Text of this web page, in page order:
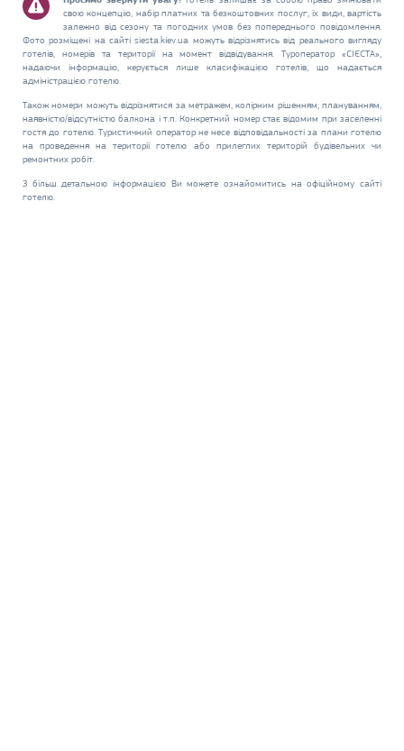
свою концепцію, набір платних та безкоштовних послуг, їх види, вартість
залежно від сезону та погодних умов без попереднього повідомлення.
Фото розміщені на сайті siesta.kiev.ua можуть відрізнятись від реального вигляду
готелів, номерів та території на момент відвідування. Туроператор «СІЄСТА»,
надаючи інформацію, керується лише класифікацією готелів, що надається
адміністрацією готелю.
Також номери можуть відрізнятися за метражем, колірним рішенням, плануванням,
наявністю/відсутністю балкона і т.п. Конкретний номер стає відомим при заселенні
гостя до готелю. Туристичний оператор не несе відповідальності за плани готелю
на проведення на території готелю або прилеглих територій будівельних чи
ремонтних робіт.
З більш детальною інформацією Ви можете ознайомитись на офіційному сайті
готелю.